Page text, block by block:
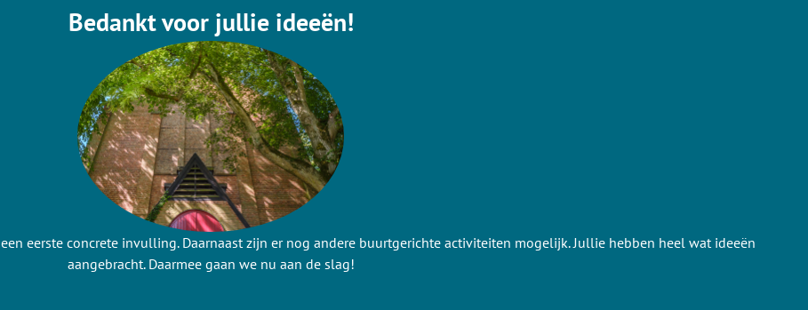
Bedankt voor jullie ideeën!
eerste concrete invulling. Daarnaast zijn er nog andere buurtgerichte activiteiten mogelijk. Jullie hebben heel wat ideeën
aangebracht. Daarmee gaan we nu aan de slag!